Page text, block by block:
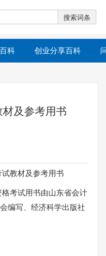
科 创业分享百科
及参考用书
教材及参考用书
考试用书由山东省会计
编写、经济科学出版社